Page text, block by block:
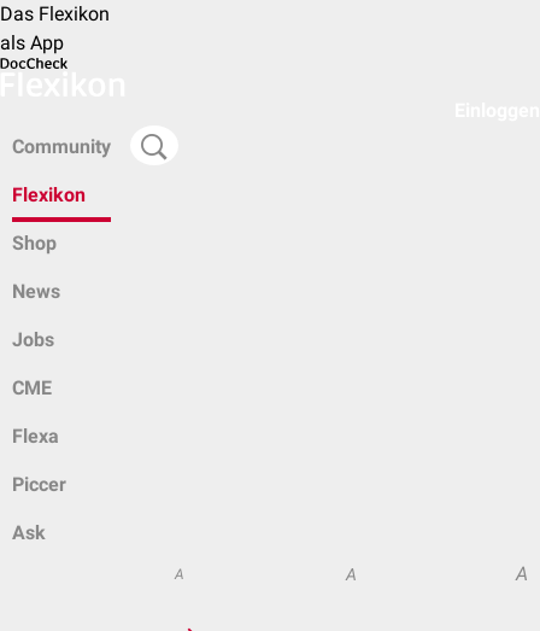
Das Flexikon
als App
Community
Flexikon
Shop
News
Jobs
CME
Flexa
Piccer
Ask
A A A